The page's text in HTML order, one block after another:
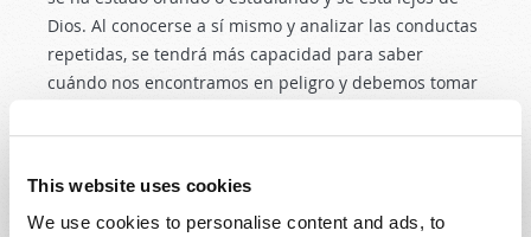
This website uses cookies
We use cookies to personalise content and ads, to
Dios. Al conocerse a sí mismo y analizar las conductas
repetidas, se tendrá más capacidad para saber
cuándo nos encontramos en peligro y debemos tomar
la pornografía, algunas medidas pueden ser poner
confianza que de cuando en cuando averigüen cómo
les va.Esto vale la pena.